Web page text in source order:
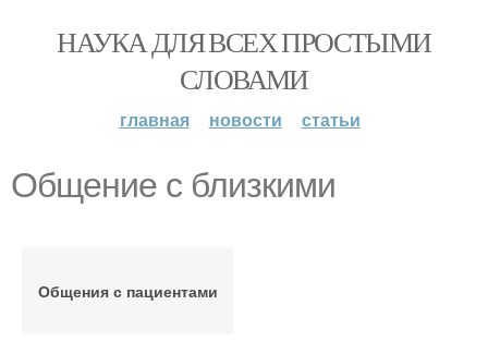
НАУКА ДЛЯ ВСЕХ ПРОСТЫМИ
СЛОВАМИ
главная новости статьи
Общение с близкими
Общения с пациентами